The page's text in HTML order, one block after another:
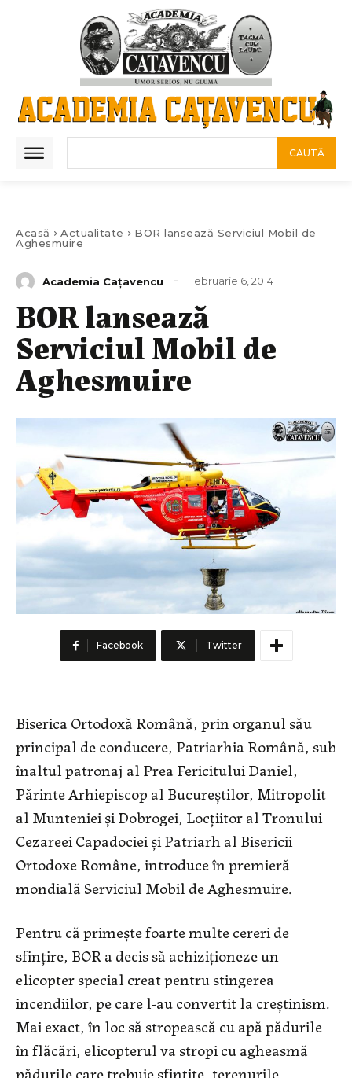
CAUTĂ
Acasă Actualitate
BOR lansează Serviciul Mobil de
Aghesmuire
Academia Caţavencu Februarie 6, 2014
BOR lansează
Serviciul Mobil de
Aghesmuire
Facebook Twitter
Biserica Ortodoxă Română, prin organul său
principal de conducere, Patriarhia Română, sub
înaltul patronaj al Prea Fericitului Daniel,
Părinte Arhiepiscop al Bucureștilor, Mitropolit
al Munteniei și Dobrogei, Locțiitor al Tronului
Cezareei Capadociei și Patriarh al Bisericii
Ortodoxe Române, introduce în premieră
mondială Serviciul Mobil de Aghesmuire.
Pentru că primește foarte multe cereri de
sfințire, BOR a decis să achiziționeze un
elicopter special creat pentru stingerea
incendiilor, pe care l-au convertit la creștinism.
Mai exact, în loc să stropească cu apă pădurile
în flăcări, elicopterul va stropi cu agheasmă
pădurile care trebuie sfințite, terenurile